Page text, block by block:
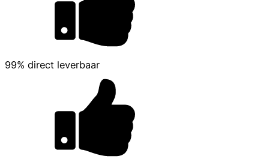
99% direct leverbaar